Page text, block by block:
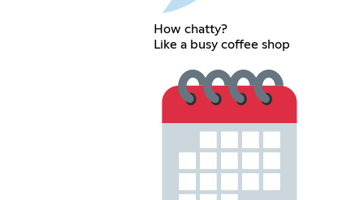
How chatty?
Like a busy coffee shop